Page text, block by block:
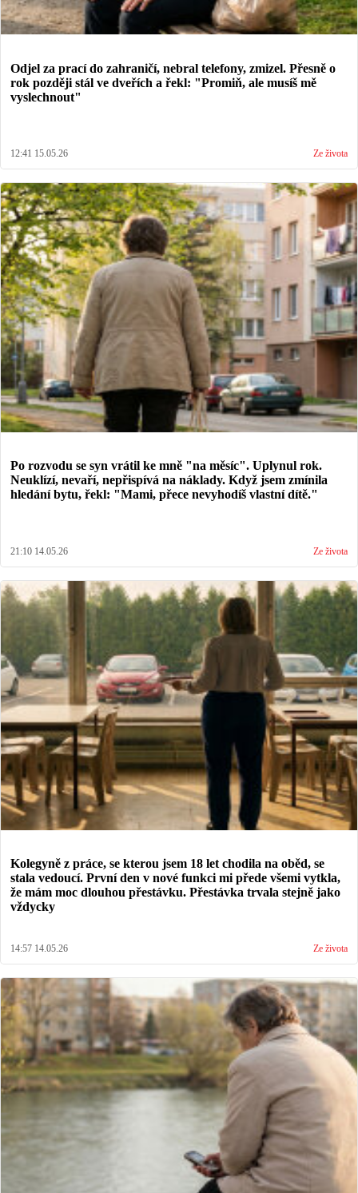
Odjel za prací do zahraničí, nebral telefony, zmizel. Přesně o
rok později stál ve dveřích a řekl: "Promiň, ale musíš mě
vyslechnout"
12:41 15.05.26 Ze života
Po rozvodu se syn vrátil ke mně "na měsíc". Uplynul rok.
Neuklízí, nevaří, nepřispívá na náklady. Když jsem zmínila
hledání bytu, řekl: "Mami, přece nevyhodíš vlastní dítě."
21:10 14.05.26 Ze života
Kolegyně z práce, se kterou jsem 18 let chodila na oběd, se
stala vedoucí. První den v nové funkci mi přede všemi vytkla,
že mám moc dlouhou přestávku. Přestávka trvala stejně jako
vždycky
14:57 14.05.26 Ze života